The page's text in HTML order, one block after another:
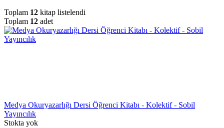
Toplam 12 kitap listelendi
Toplam 12 adet
Medya Okuryazarlığı Dersi Öğrenci Kitabı - Kolektif - Sobil
Yayıncılık
Stokta yok